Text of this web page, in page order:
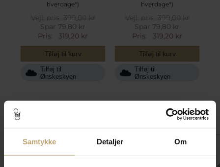
Samtykke Detaljer Om
hverdage*)
Vejl. pris399,00 kr
Spar 79,80 kr
Pris:
319,20 kr
Tilføj til kurv
Tilføj til
Ønskeskyen
hverdage*)
Vejl. pris399,00 kr
Spar 79,80 kr
Pris:
319,20 kr
Tilføj til kurv
Tilføj til
Ønskeskyen